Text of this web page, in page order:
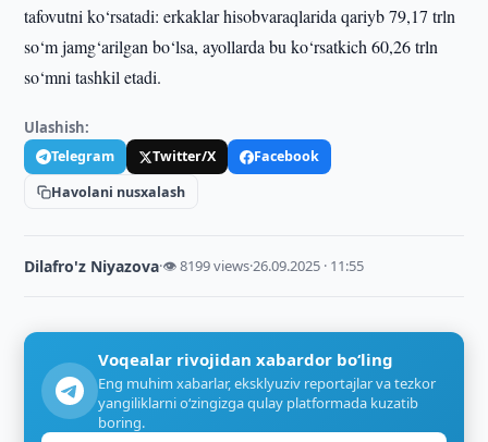
tafovutni ko‘rsatadi: erkaklar hisobvaraqlarida qariyb 79,17 trln
so‘m jamg‘arilgan bo‘lsa, ayollarda bu ko‘rsatkich 60,26 trln
so‘mni tashkil etadi.
Ulashish:
Telegram Twitter/X
Facebook
Havolani nusxalash
Dilafro'z Niyazova·👁 8199 views·26.09.2025 · 11:55
Voqealar rivojidan xabardor bo‘ling
Eng muhim xabarlar, eksklyuziv reportajlar va tezkor
yangiliklarni o‘zingizga qulay platformada kuzatib
boring.